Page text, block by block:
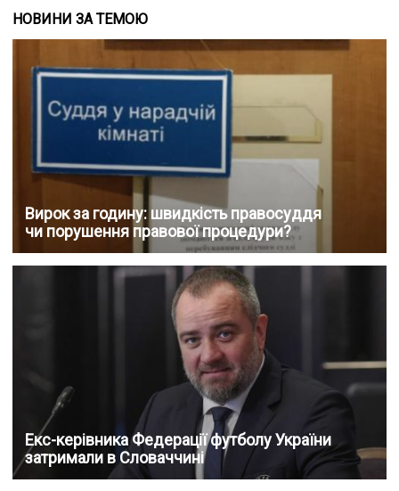
НОВИНИ ЗА ТЕМОЮ
Вирок за годину: швидкість правосуддя
чи порушення правової процедури?
Екс-керівника Федерації футболу України
затримали в Словаччині